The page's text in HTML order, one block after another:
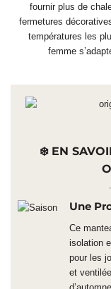
fournir plus de
fermetures
températures les
femme
❄️ EN
Une
Ce
isolation
pour les
et